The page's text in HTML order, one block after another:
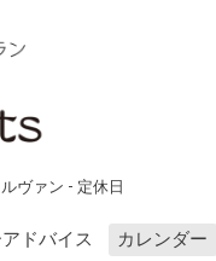
ヴァン - 定休日
ドバイス カレンダー